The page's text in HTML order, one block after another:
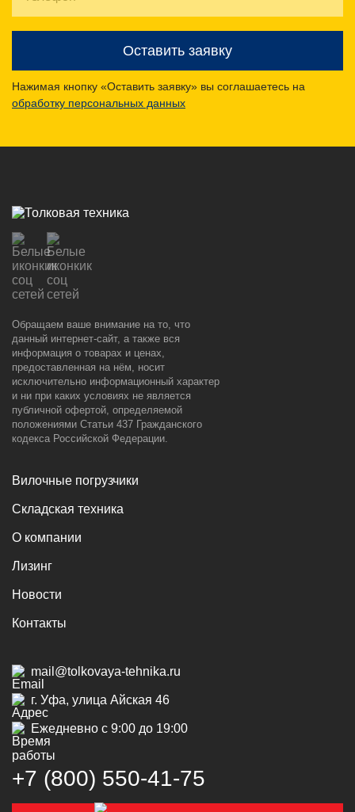
Оставить заявку
Нажимая кнопку «Оставить заявку» вы соглашаетесь на
обработку персональных данных
Обращаем ваше внимание на то, что
данный интернет-сайт, а также вся
информация о товарах и ценах,
предоставленная на нём, носит
исключительно информационный характер
и ни при каких условиях не является
публичной офертой, определяемой
положениями Статьи 437 Гражданского
кодекса Российской Федерации.
Вилочные погрузчики
Складская техника
О компании
Лизинг
Новости
Контакты
mail@tolkovaya-tehnika.ru
г. Уфа, улица Айская 46
Ежедневно с 9:00 до 19:00
+7 (800) 550‑41‑75